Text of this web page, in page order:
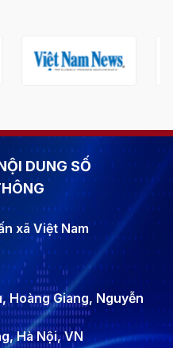
DUNG SỐ
xã Việt Nam
Hoàng Giang, Nguyễn
Hà Nội, VN